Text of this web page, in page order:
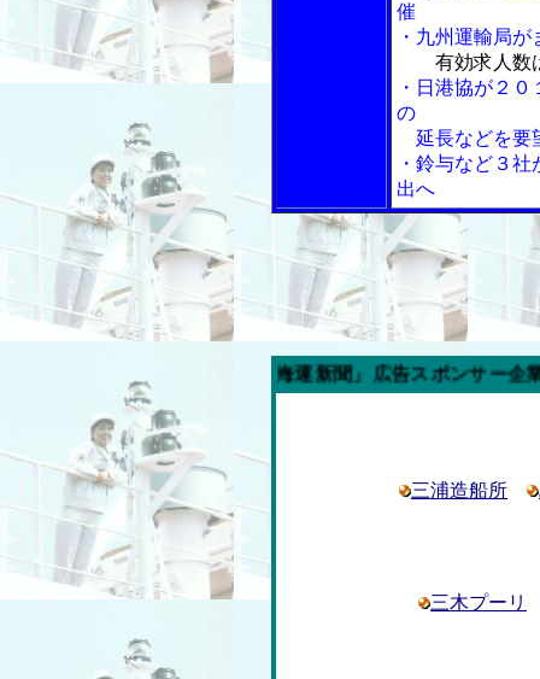
催
・九州運輸局
有効求人数
・日港協が２
の
延長などを要
・鈴与など３
出へ
週の「内航海運新聞」広告スポンサー企業
三浦造船所
三木プーリ